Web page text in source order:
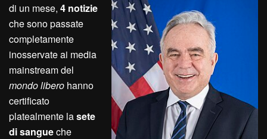
di un mese, 4 notizie
che sono passate
completamente
inosservate ai media
mainstream del
mondo libero hanno
certificato
platealmente lasete
di sangueche